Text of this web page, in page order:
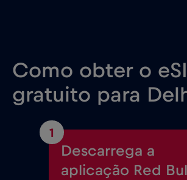
Como obter o
gratuito para
1
Descarrega a
aplicação Red Bull